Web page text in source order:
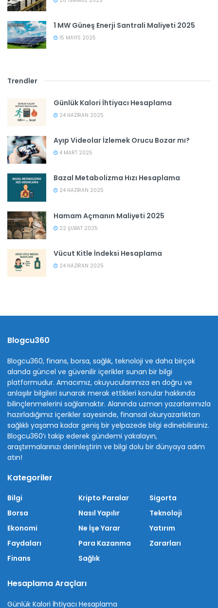
1 MW Güneş Enerji Santrali Maliyeti 2025
15 MAYIS 2025
Trendler
Günlük Kalori İhtiyacı Hesaplama
24 HAZIRAN 2025
Ayıp Videolar İzlemek Orucu Bozar mı?
4 MART 2025
Bazal Metabolizma Hızı Hesaplama
24 HAZIRAN 2025
Hamam Açmanın Maliyeti 2025
22 ŞUBAT 2025
Vücut Kitle İndeksi Hesaplama
24 HAZIRAN 2025
Blogcu360
Blogcu360, finans, borsa, sağlık, teknoloji ve daha birçok
alanda güncel ve güvenilir içerikler sunan bir bilgi
platformudur. Amacımız, okuyucularımıza en doğru ve
anlaşılır bilgileri sunarak merak ettikleri konular hakkında
bilinçlenmelerini sağlamaktır. Alanında uzman yazarlarımızla
hazırladığımız içerikler sayesinde, finansal okuryazarlıktan
sağlıklı yaşama kadar geniş bir yelpazede bilgi edinebilirsiniz.
Blogcu360’ı takip ederek gündemi yakalayın,
araştırmalarınızı derinleştirin ve bilgi dolu bir dünyaya adım
atın!
Kategoriler
Bilgi
Borsa
Ekonomi
Faydaları
Finans
Kripto Paralar
Nasıl Yapılır
Ne İşe Yarar
Para Kazanma
Sağlık
Sigorta
Teknoloji
Yatırım
Zararları
Hesaplama Araçları
Günlük Kalori İhtiyacı Hesaplama